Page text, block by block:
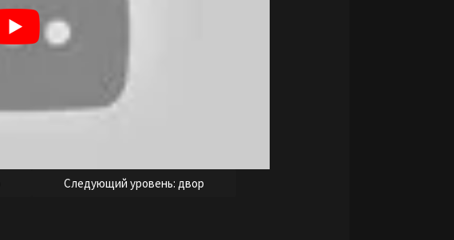
Следующий уровень: двор